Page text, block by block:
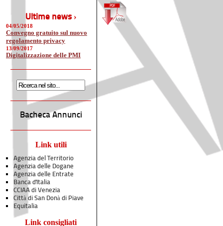
Ultime news ›
04/05/2018
Convegno gratuito sul nuovo
regolamento privacy
13/09/2017
Digitalizzazione delle PMI
Bacheca Annunci
Link utili
Agenzia del Territorio
Agenzia delle Dogane
Agenzia delle Entrate
Banca d'Italia
CCIAA di Venezia
Città di San Donà di Piave
Equitalia
Link consigliati